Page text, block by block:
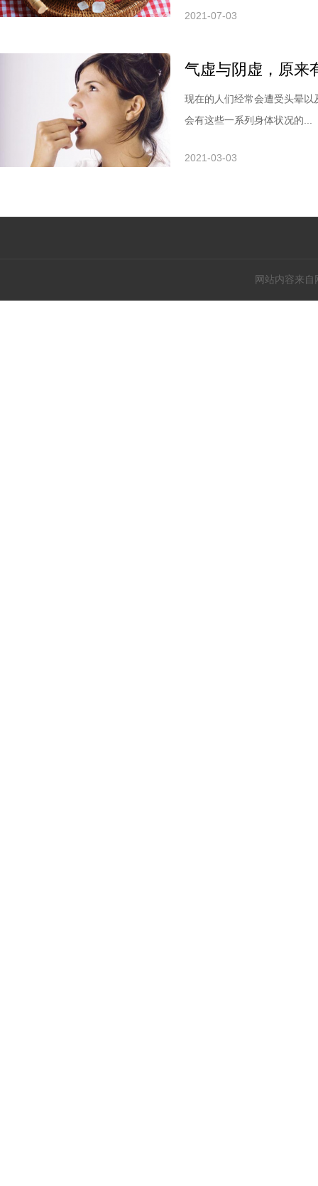
2021-07-03
气虚与阴虚，原来
现在的人们经常会遭受头晕
会有这些一系列身体状况的...
2021-03-03
网站内容来